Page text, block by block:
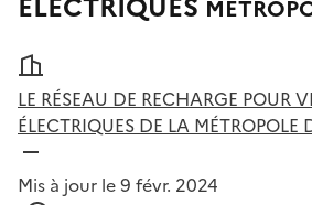
ÉLECTRIQUES
LE RÉSEAU DE RECHARGE POUR
ÉLECTRIQUES DE LA
Mis à jour le 9 févr. 2024